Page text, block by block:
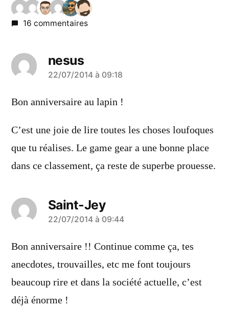
16 commentaires
nesus
a
dit :
22/07/2014 à 09:18
Bon anniversaire au lapin !
C’est une joie de lire toutes les choses loufoques
que tu réalises. Le game gear a une bonne place
dans ce classement, ça reste de superbe prouesse.
Saint-Jey
a
dit :
22/07/2014 à 09:44
Bon anniversaire !! Continue comme ça, tes
anecdotes, trouvailles, etc me font toujours
beaucoup rire et dans la société actuelle, c’est
déjà énorme !